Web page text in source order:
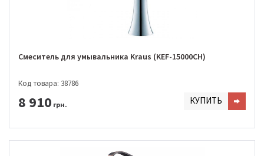
Смеситель для умывальника Kraus (KEF-15000CH)
Код товара: 38786
8 910 грн. КУПИТЬ